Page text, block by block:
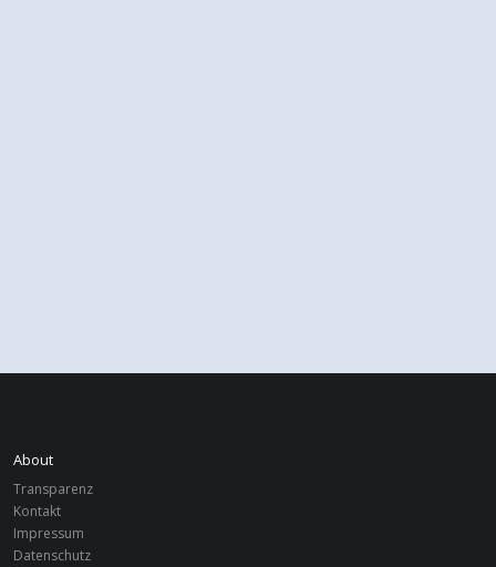
About
Transparenz
Kontakt
Impressum
Datenschutz